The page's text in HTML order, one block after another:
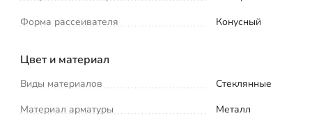
Форма рассеивателя
Конусный
Цвет и материал
Виды материалов
Стеклянные
Материал арматуры
Металл